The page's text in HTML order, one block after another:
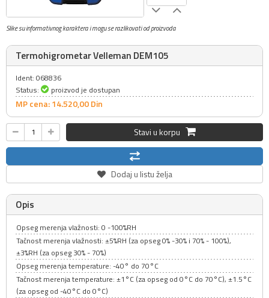
Slike su informativnog karaktera i mogu se razlikovati od proizvoda
Termohigrometar Velleman DEM105
Ident: 068836
Status:
proizvod je dostupan
MP cena: 14.520,00Din
Stavi u korpu
Dodaj u listu želja
Opis
Opseg merenja vlažnosti: 0 -100%RH
Tačnost merenja vlažnosti: ±5%RH (za opseg 0% -30% i 70% - 100%),
±3%RH (za opseg 30% - 70%)
Opseg merenja temperature: -40° do 70°C
Tačnost merenja temperature: ±1°C (za opseg od 0°C do 70°C), ±1.5°C
(za opseg od -40°C do 0°C)